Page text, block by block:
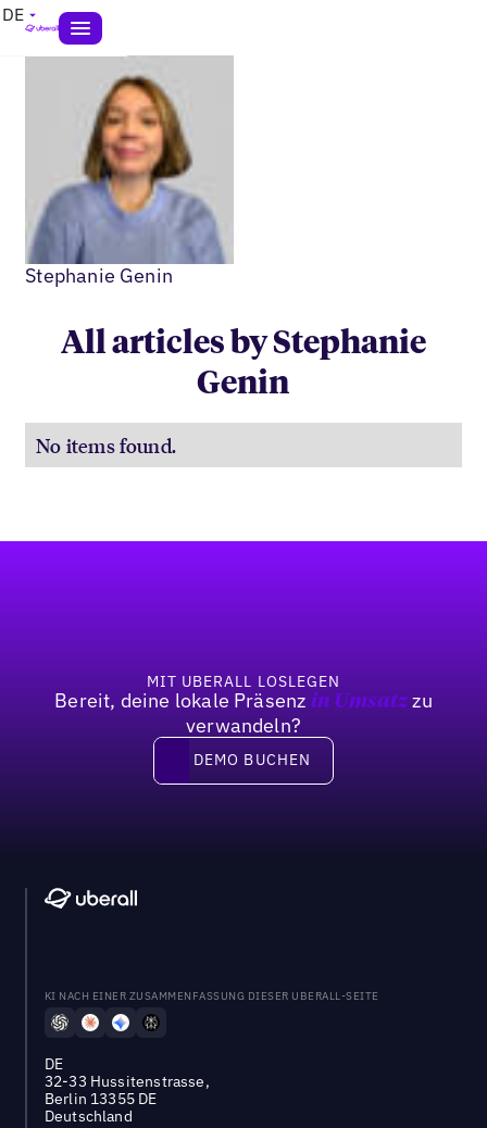
DE
Stephanie Genin
All articles by Stephanie
Genin
No items found.
MIT UBERALL LOSLEGEN
Bereit, deine lokale Präsenz in Umsatzzu
verwandeln?
DEMO BUCHEN
DEMO BUCHEN
KI NACH EINER ZUSAMMENFASSUNG DIESER UBERALL-SEITE
DE
32-33 Hussitenstrasse,
Berlin 13355 DE
Deutschland